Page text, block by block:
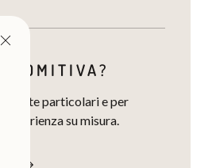
COMITIVA?
particolari e per
esperienza su misura.